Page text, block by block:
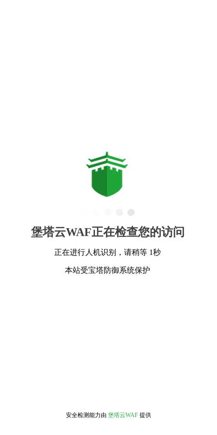
堡塔云WAF正在检查您的访问
正在进行人机识别，请稍等 1秒
本站受宝塔防御系统保护
安全检测能力由 堡塔云WAF 提供